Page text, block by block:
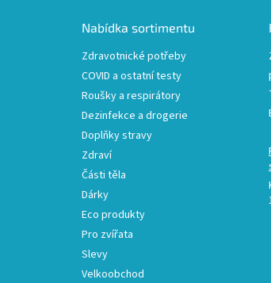
Nabídka sortimentu
Zdravotnické potřeby
COVID a ostatní testy
Roušky a respirátory
Dezinfekce a drogerie
Doplňky stravy
Zdraví
Části těla
Dárky
Eco produkty
Pro zvířata
Slevy
Velkoobchod